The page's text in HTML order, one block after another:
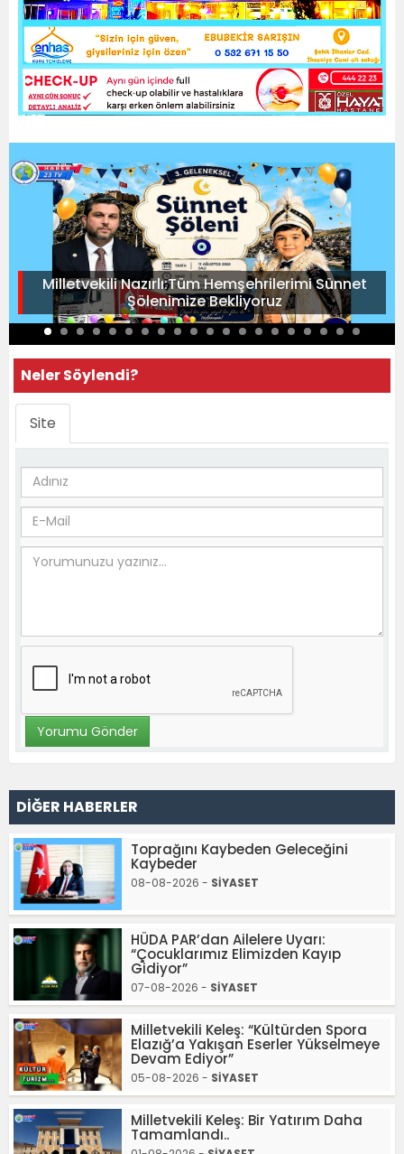
Milletvekili Nazırlı:Tüm Hemşehrilerimi Sünnet
Şölenimize Bekliyoruz
Neler Söylendi?
Site
DİĞER HABERLER
Toprağını Kaybeden Geleceğini
Kaybeder
08-08-2026 - SİYASET
HÜDA PAR’dan Ailelere Uyarı:
“Çocuklarımız Elimizden Kayıp
Gidiyor”
07-08-2026 - SİYASET
Milletvekili Keleş: “Kültürden Spora
Elazığ’a Yakışan Eserler Yükselmeye
Devam Ediyor”
05-08-2026 - SİYASET
Milletvekili Keleş: Bir Yatırım Daha
Tamamlandı..